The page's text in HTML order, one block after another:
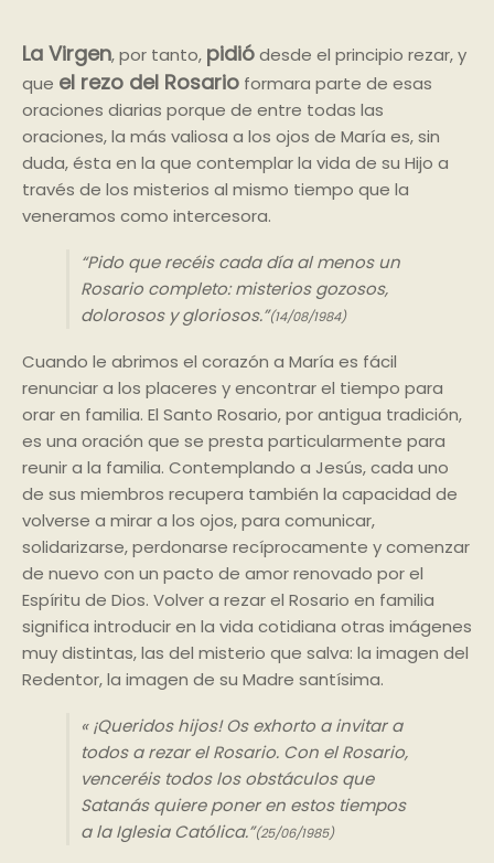
La Virgen, por tanto, pidiódesde el principio rezar, y
que el rezo del Rosario formara parte de esas
oraciones diarias porque de entre todas las
oraciones, la más valiosa a los ojos de María es, sin
duda, ésta en la que contemplar la vida de su Hijo a
través de los misterios al mismo tiempo que la
veneramos como intercesora.
“Pido que recéis cada día al menos un
Rosario completo:misterios gozosos,
dolorosos y gloriosos.”(14/08/1984)
Cuando le abrimos el corazón a María es fácil
renunciar a los placeres y encontrar el tiempo para
orar en familia. El Santo Rosario, por antigua tradición,
es una oración que se presta particularmente para
reunir a la familia. Contemplando a Jesús, cada uno
de sus miembros recupera también la capacidad de
volverse a mirar a los ojos, para comunicar,
solidarizarse, perdonarse recíprocamente y comenzar
de nuevo con un pacto de amor renovado por el
Espíritu de Dios. Volver a rezar el Rosario en familia
significa introducir en la vida cotidiana otras imágenes
muy distintas, las del misterio que salva: la imagen del
Redentor, la imagen de su Madre santísima.
« ¡Queridos hijos! Os exhorto a invitar a
todos a rezar el Rosario. Con el Rosario,
venceréis todos los obstáculos que
Satanás quiere poner en estos tiempos
a la Iglesia Católica.”(25/06/1985)